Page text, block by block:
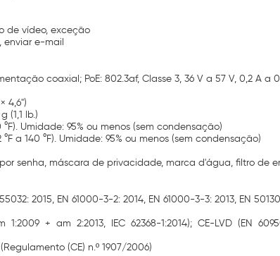
de vídeo, exceção
enviar e-mail
coaxial; PoE: 802.3af, Classe 3, 36 V a 57 V, 0,2 A a
4,6")
(1,1 lb.)
Umidade: 95% ou menos (sem condensação)
a 140 °F). Umidade: 95% ou menos (sem condensação)
senha, máscara de privacidade, marca d'água, filtro de
2015, EN 61000-3-2: 2014, EN 61000-3-3: 2013, EN
+ am 2:2013, IEC 62368-1:2014); CE-LVD (EN
(CE) n.º 1907/2006)